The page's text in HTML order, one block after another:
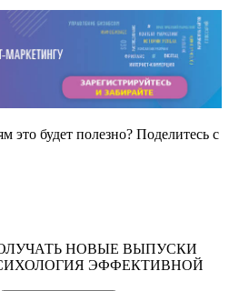
это будет полезно? Поделитесь с
НОВЫЕ ВЫПУСКИ
ЭФФЕКТИВНОЙ